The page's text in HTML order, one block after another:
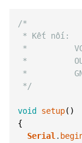
/*
* Kết nối:
*
*
*
*/
void setup( )
{
Serial .